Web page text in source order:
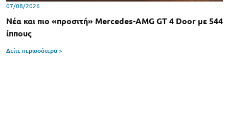
07/08/2026
Νέα και πιο «προσιτή» Mercedes-AMG GT 4 Door με 544
ίππους
Δείτε περισσότερα >